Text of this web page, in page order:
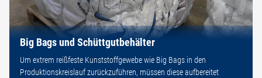
Big Bags und Schüttgutbehälter
Um extrem reißfeste Kunststoffgewebe wie Big Bags in den
Produktionskreislauf zurückzuführen, müssen diese aufbereitet